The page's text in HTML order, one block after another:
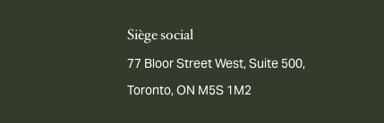
Siège social
77 Bloor Street West, Suite 500,
Toronto, ON M5S 1M2